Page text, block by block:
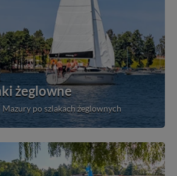
żeglowne
po szlakach żeglownych